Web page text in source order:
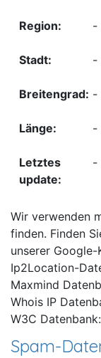
-
-
-
-
-
Wir verwenden
finden. Finden
unserer
Ip2Location-
Maxmind
Whois IP
W3C
Spam-